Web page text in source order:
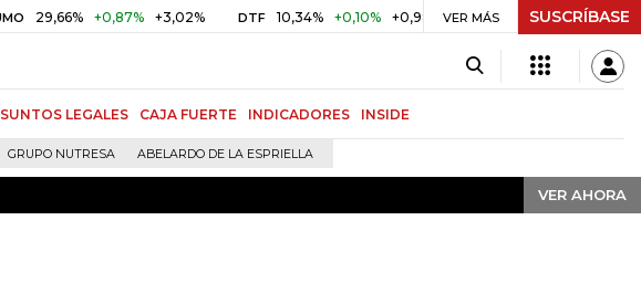
+0,87% +3,02% DTF 10,34% +0,10% +0,98% UVR $ 416,91 +$ 0,05 +0,01%
VER MÁS SUSCRÍBASE
LEGALES CAJA FUERTE INDICADORES INSIDE
GRUPO NUTRESA ABELARDO DE LA ESPRIELLA
VER AHORA
VER AHORA